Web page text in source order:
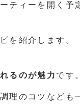
ティーを開く予
を紹介します。
るのが魅力 です。
理のコツなど